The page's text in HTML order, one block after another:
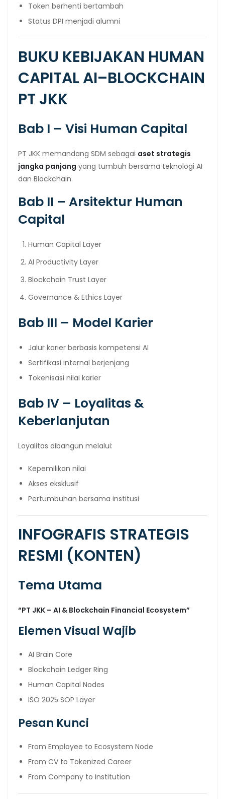
Token berhenti bertambah
Status DPI menjadi alumni
BUKU KEBIJAKAN HUMAN
CAPITAL AI–BLOCKCHAIN
PT JKK
Bab I – Visi Human Capital
PT JKK memandang SDM sebagai aset strategis
jangka panjang yang tumbuh bersama teknologi AI
dan Blockchain.
Bab II – Arsitektur Human
Capital
Human Capital Layer
AI Productivity Layer
Blockchain Trust Layer
Governance & Ethics Layer
Bab III – Model Karier
Jalur karier berbasis kompetensi AI
Sertifikasi internal berjenjang
Tokenisasi nilai karier
Bab IV – Loyalitas &
Keberlanjutan
Loyalitas dibangun melalui:
Kepemilikan nilai
Akses eksklusif
Pertumbuhan bersama institusi
INFOGRAFIS STRATEGIS
RESMI (KONTEN)
Tema Utama
“PT JKK – AI & Blockchain Financial Ecosystem”
Elemen Visual Wajib
AI Brain Core
Blockchain Ledger Ring
Human Capital Nodes
ISO 2025 SOP Layer
Pesan Kunci
From Employee to Ecosystem Node
From CV to Tokenized Career
From Company to Institution